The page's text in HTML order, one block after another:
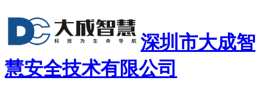
深圳市大成智
慧安全技术有限公司